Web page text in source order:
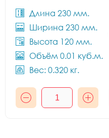
Длина 230 мм.
Ширина 230 мм.
Высота 120 мм.
Объём 0.01 куб.м.
Вес: 0.320 кг.